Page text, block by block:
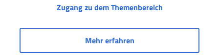
Zugang zu dem ThemenbereichCAF-Portal
Mehr erfahrenCAF-Portal